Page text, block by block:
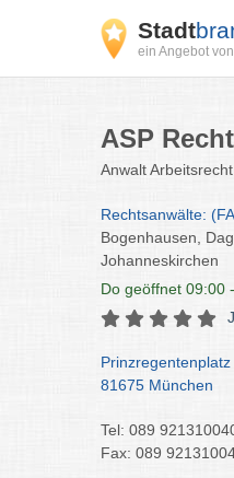
Stadt
ein Angebot
ASP
Anwalt
Rechtsanwälte:
Bogenhausen,
Johanneskirchen
Do geöffnet 09:00
Prinzregentenplatz
81675 München
Tel: 089
Fax: 089